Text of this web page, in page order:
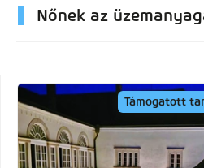
Nőnek az
Támogatott